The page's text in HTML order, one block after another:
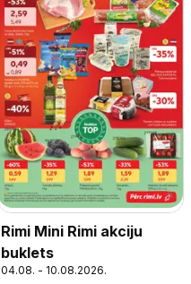
Rimi Mini Rimi akciju
buklets
04.08. - 10.08.2026.